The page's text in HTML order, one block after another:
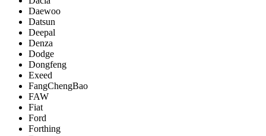
Daewoo
Datsun
Deepal
Denza
Dodge
Dongfeng
Exeed
FangChengBao
FAW
Fiat
Ford
Forthing